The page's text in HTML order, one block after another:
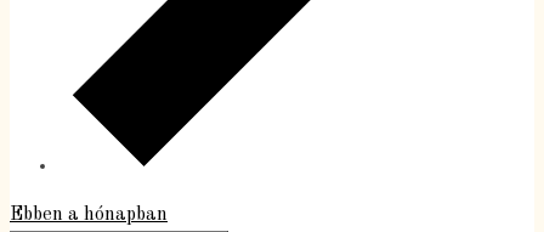
Ebben a hónapban